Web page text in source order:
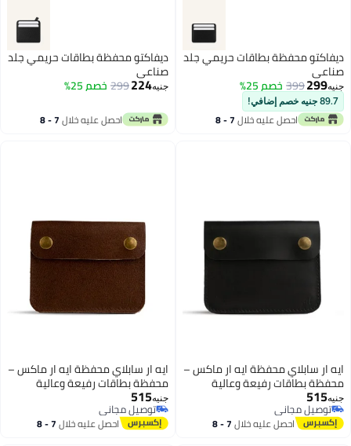
ديفاكتو محفظة بطاقات حريمي جلد
صناعي
جنيه299
399 خصم 25%
89.7 جنيه خصم إضافي!
احصل عليه خلال 7 - 8
ديفاكتو محفظة بطاقات حريمي جلد
صناعي
جنيه224
299 خصم 25%
احصل عليه خلال 7 - 8
3
ايه ار سابلاي محفظة ايه ار ماكس –
محفظة بطاقات رفيعة وعالية
السعة (تتسع لـ 25 بطاقة) مزودة
بقفل مزدوج آمن وتصميم بسيط –
محفظة مبتكرة قابلة للتمديد
جنيه515
توصيل مجاني
توصيل مجانياحصل عليه خلال 7 - 8
3
ايه ار سابلاي محفظة ايه ار ماكس –
محفظة بطاقات رفيعة وعالية
السعة (تتسع لـ 25 بطاقة) مزودة
بقفل مزدوج آمن وتصميم بسيط –
محفظة مبتكرة قابلة للتمديد
جنيه515
توصيل مجاني
توصيل مجانياحصل عليه خلال 7 - 8